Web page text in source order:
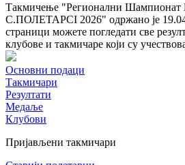
Такмичење "Регионални
С.ПОЛЕТАРCI 2026" одржано је
страници можете погледати све
клубове и такмичаре који су
Основни подаци
Такмичари
Резултати
Медаље
Клубови
Пријављени такмичари